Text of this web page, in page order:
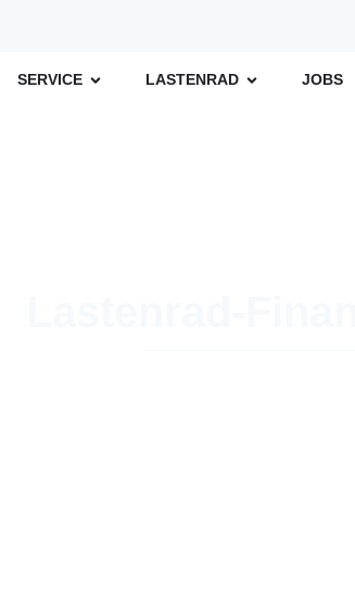
SERVICE LASTENRAD JOBS